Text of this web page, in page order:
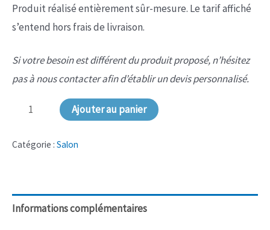
Produit réalisé entièrement sûr-mesure. Le tarif affiché
s’entend hors frais de livraison.
Si votre besoin est différent du produit proposé, n’hésitez
pas à nous contacter afin d’établir un devis personnalisé.
quantité
NS-
Basse
Ajouter au panier
Catégorie : Salon
Informations complémentaires